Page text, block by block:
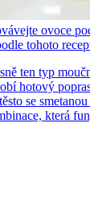
ovoce
tohoto
ten typ
hotový
se
která